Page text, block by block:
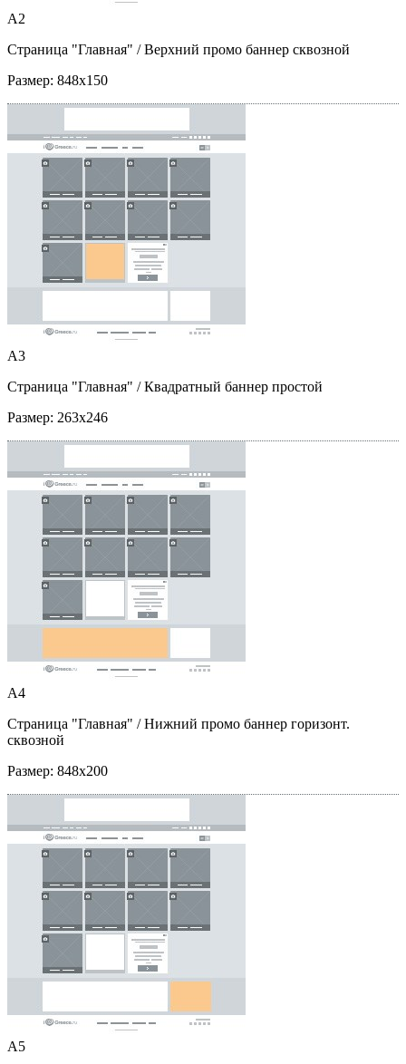
A2
Страница "Главная" / Верхний промо баннер сквозной
Размер: 848x150
A3
Страница "Главная" / Квадратный баннер простой
Размер: 263x246
A4
Страница "Главная" / Нижний промо баннер горизонт.
сквозной
Размер: 848x200
A5